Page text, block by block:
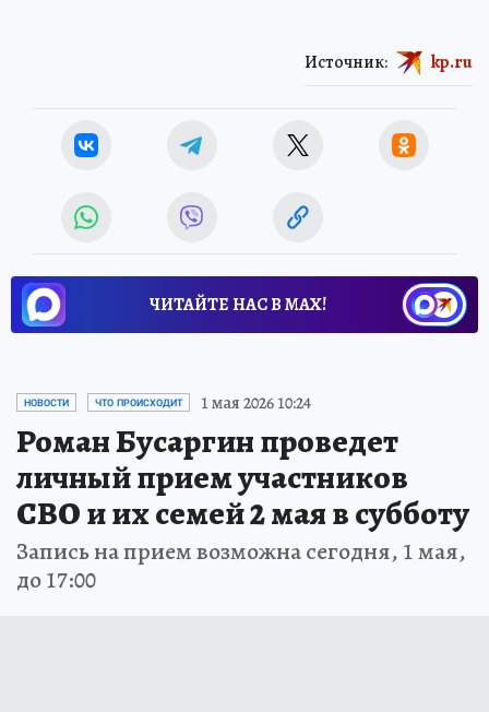
Источник: kp.ru
ЧИТАЙТЕ НАС В МАХ!
НОВОСТИ ЧТО ПРОИСХОДИТ 1 мая 2026 10:24
Роман Бусаргин проведет
личный прием участников
СВО и их семей 2 мая в субботу
Запись на прием возможна сегодня, 1 мая,
до 17:00